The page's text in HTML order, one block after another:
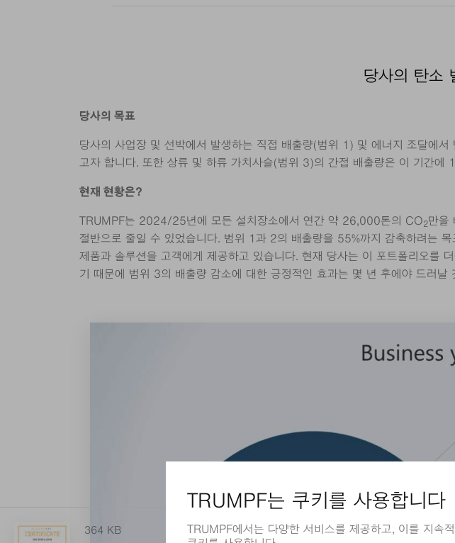
당사의 탄소
당사의 목표
당사의 사업장 및 선박에서 발생하는 직접 배출량(범위 1) 및 에너지 조달
고자 합니다. 또한 상류 및 하류 가치사슬(범위 3)의 간접 배출량은 이 기간에
현재 현황은?
TRUMPF는 2024/25년에 모든 설치장소에서 연간 약 26,000톤의 CO2만을
절반으로 줄일 수 있었습니다. 범위 1과 2의 배출량을 55%까지 감축하려는
제품과 솔루션을 고객에게 제공하고 있습니다. 현재 당사는 이 포트폴리오를
기 때문에 범위 3의 배출량 감소에 대한 긍정적인 효과는 몇 년 후에야 드러날
364 KB